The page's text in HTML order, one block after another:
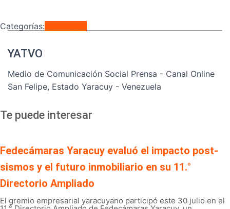
Categorías:
YATVO
Medio de Comunicación Social Prensa - Canal Online
San Felipe, Estado Yaracuy - Venezuela
Te puede interesar
Fedecámaras Yaracuy evaluó el impacto post-
sismos y el futuro inmobiliario en su 11.°
Directorio Ampliado
El gremio empresarial yaracuyano participó este 30 julio en el